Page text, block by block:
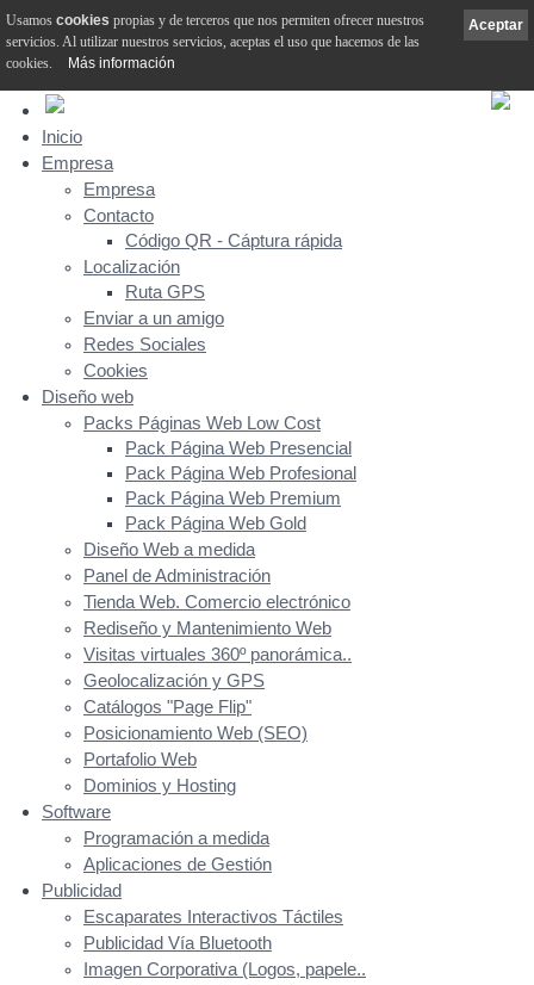
Inicio
Empresa
Empresa
Contacto
Código QR - Cáptura rápida
Localización
Ruta GPS
Enviar a un amigo
Redes Sociales
Cookies
Diseño web
Packs Páginas Web Low Cost
Pack Página Web Presencial
Pack Página Web Profesional
Pack Página Web Premium
Pack Página Web Gold
Diseño Web a medida
Panel de Administración
Tienda Web. Comercio electrónico
Rediseño y Mantenimiento Web
Visitas virtuales 360º panorámica..
Geolocalización y GPS
Catálogos "Page Flip"
Posicionamiento Web (SEO)
Portafolio Web
Dominios y Hosting
Software
Programación a medida
Aplicaciones de Gestión
Publicidad
Escaparates Interactivos Táctiles
Publicidad Vía Bluetooth
Imagen Corporativa (Logos, papele..
Aceptar
Usamos cookies propias y de terceros que nos permiten ofrecer nuestros
servicios. Al utilizar nuestros servicios, aceptas el uso que hacemos de las
cookies.
Más información